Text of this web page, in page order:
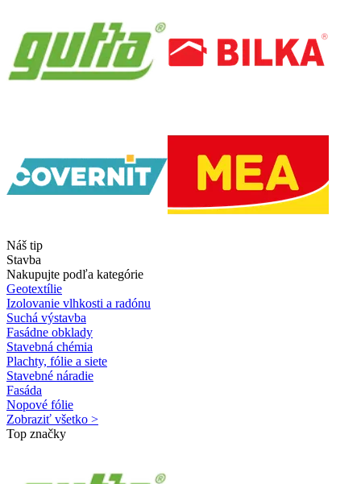
Náš tip
Stavba
Nakupujte podľa kategórie
Geotextílie
Izolovanie vlhkosti a radónu
Suchá výstavba
Fasádne obklady
Stavebná chémia
Plachty, fólie a siete
Stavebné náradie
Fasáda
Nopové fólie
Zobraziť všetko >
Top značky